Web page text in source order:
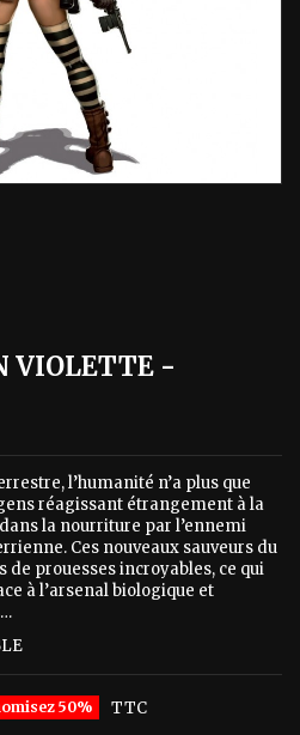
VIOLETTE -
l’humanité n’a plus que
réagissant étrangement à la
la nourriture par l’ennemi
Ces nouveaux sauveurs du
de prouesses incroyables, ce qui
à l’arsenal biologique et
50% TTC